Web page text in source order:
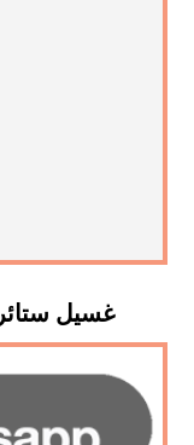
غسيل ستائر في